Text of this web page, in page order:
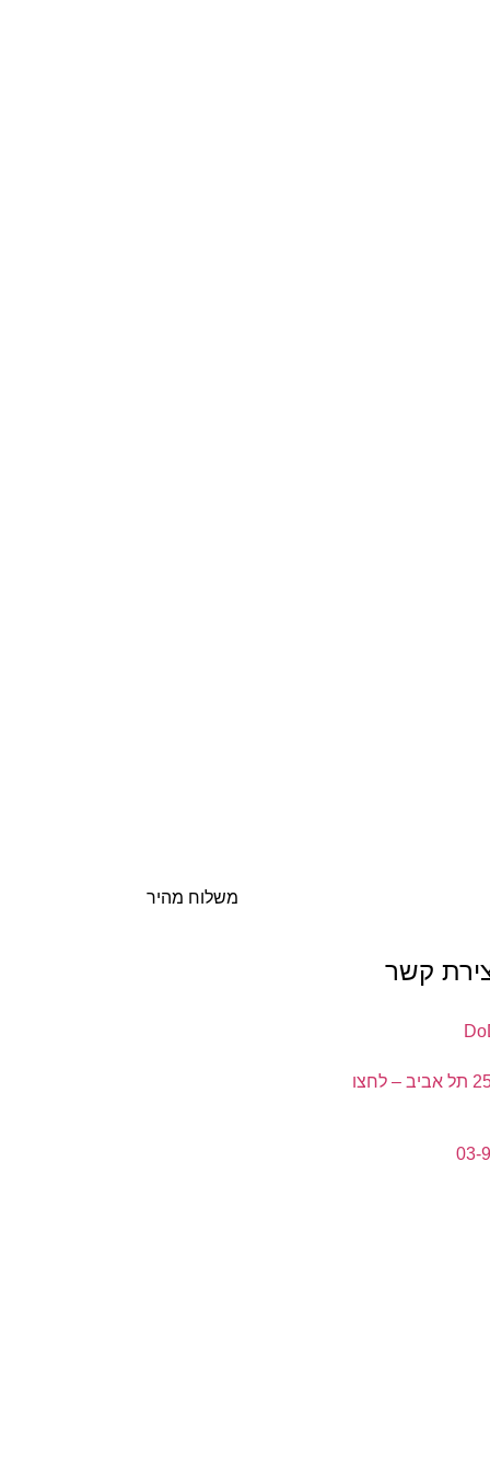
משלוח מהיר
קשר
ה' באייר 25 תל אביב – לחצו
03-